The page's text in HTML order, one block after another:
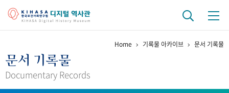
걸어온 길 기관 변천사
Home 기록물 아카이브 문서 기록물
문서 기록물
Documentary Records